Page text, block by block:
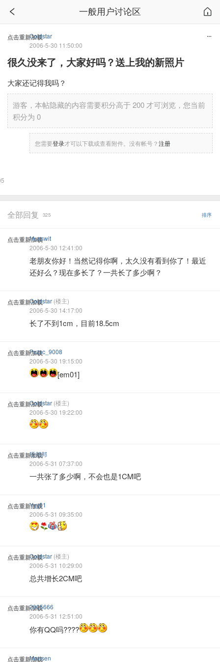
一般用户讨论区
点击重新加载
Coldstar
2006-5-30 11:50:00
很久没来了，大家好吗？送上我的新照片
大家还记得我吗？
游客，本帖隐藏的内容需要积分高于 200 才可浏览，您当前
积分为 0
您需要登录才可以下载或查看附件。没有帐号？注册
全部回复 325 排序
点击重新加载
Musswit
2006-5-30 12:41:00
老朋友你好！当然记得你啊，太久没有看到你了！最近
还好么？现在多长了？一共长了多少啊？
点击重新加载
Coldstar (楼主)
2006-5-30 14:17:00
长了不到1cm，目前18.5cm
点击重新加载Pxzsc_9008
2006-5-30 19:15:00
[em01]
点击重新加载
Coldstar (楼主)
2006-5-30 19:22:00
点击重新加载
硬邦邦
2006-5-31 07:37:00
一共张了多少啊，不会也是1CM吧
点击重新加载
Yyy01
2006-5-31 09:35:00
点击重新加载
Coldstar (楼主)
2006-5-31 10:29:00
总共增长2CM吧
点击重新加载
2005666
2006-5-31 12:51:00
你有QQ吗????
点击重新加载
Mansen